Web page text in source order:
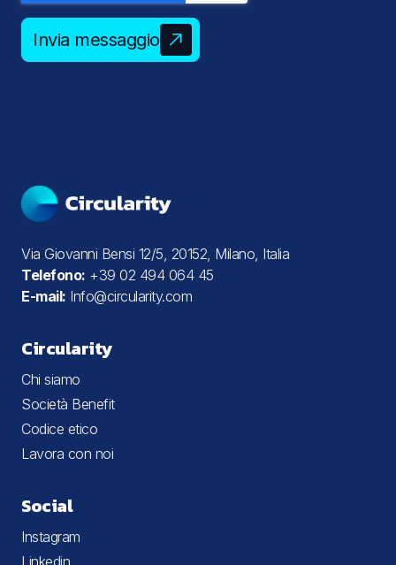
Invia messaggio
Via Giovanni Bensi 12/5, 20152, Milano, Italia
Telefono: +39 02 494 064 45
E-mail: Info@circularity.com
Circularity
Chi siamo
Società Benefit
Codice etico
Lavora con noi
Social
Instagram